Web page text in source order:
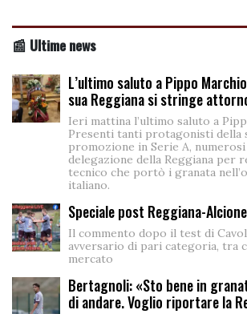
📰 Ultime news
L’ultimo saluto a Pippo
sua Reggiana si stringe
Ieri mattina l’ultimo saluto a
Presenti tanti protagonisti della
promozione in Serie A,
delegazione della Reggiana per
tecnico che portò i granata
italiano.
Speciale post Reggiana-
Il commento dopo il test di
avversario di pari categoria, tra
mercato
Bertagnoli: «Sto bene in
di andare. Voglio riportare la